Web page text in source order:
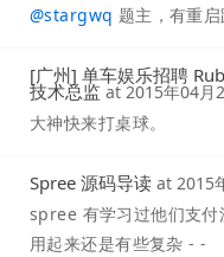
@stargwq 题主，有重
[广州] 单车娱乐招聘
技术总监 at 2015年04月
大神快来打桌球。
Spree 源码导读 at 2015
spree 有学习过他们支付
用起来还是有些复杂 - -